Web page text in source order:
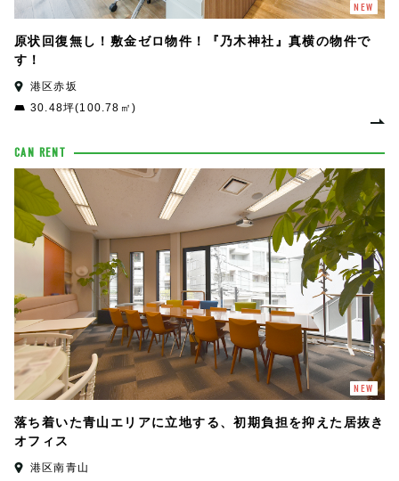
NEW
原状回復無し！敷金ゼロ物件！『乃木神社』真横の物件で
す！
港区赤坂
30.48坪(100.78㎡)
CAN RENT
NEW
落ち着いた青山エリアに立地する、初期負担を抑えた居抜き
オフィス
港区南青山